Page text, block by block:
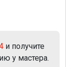
и получите
у мастера.